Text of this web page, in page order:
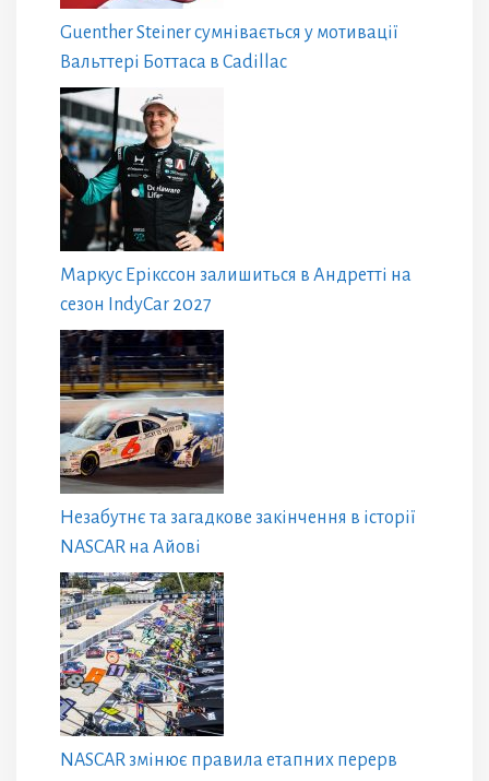
Guenther Steiner сумнівається у мотивації
Вальттері Боттаса в Cadillac
Маркус Ерікссон залишиться в Андретті на
сезон IndyCar 2027
Незабутнє та загадкове закінчення в історії
NASCAR на Айові
NASCAR змінює правила етапних перерв